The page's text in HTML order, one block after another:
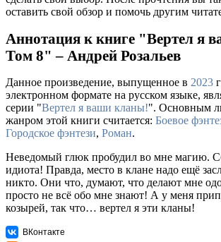
оставить свой обзор и помочь другим
Аннотация к книге "Вертел я
Том 8" – Андрей Розальев
Данное произведение, выпущенное в 2023
электронном формате на русском языке,
серии "Вертел я ваши кланы!". Основным
жанром этой книги считается: Боевое
Городское фэнтези, Роман.
Неведомый глюк пробудил во мне магию.
идиота! Правда, место в клане надо ещё
никто. Они что, думают, что делают мне
просто не всё обо мне знают! А у меня
козырей, так что… вертел я эти кланы!
ВКонтакте